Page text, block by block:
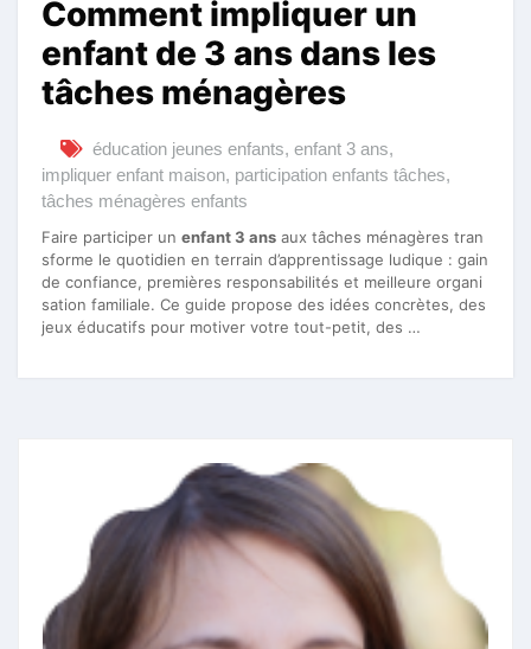
Comment impliquer un
enfant de 3 ans dans les
tâches ménagères
éducation jeunes enfants, enfant 3 ans,
impliquer enfant maison, participation enfants tâches,
tâches ménagères enfants
Faire participer un enfant 3 ans aux tâches ménagères tran
sforme le quotidien en terrain d’apprentissage ludique : gain
de confiance, premières responsabilités et meilleure organi
sation familiale. Ce guide propose des idées concrètes, des
jeux éducatifs pour motiver votre tout-petit, des …